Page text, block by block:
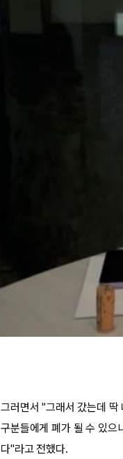
그러면서 "그래서 갔는데 딱
구분들에게 폐가 될 수 있으
다"라고 전했다.